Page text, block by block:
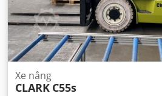
Xe nâng
CLARK C55s